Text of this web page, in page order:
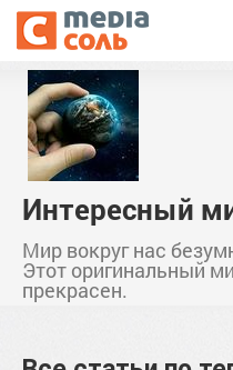
Интересный
Мир вокруг нас
Этот оригинальный
прекрасен.